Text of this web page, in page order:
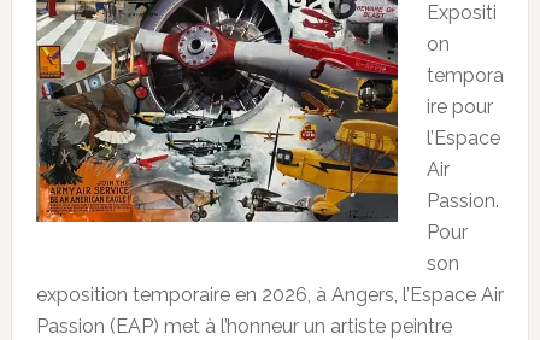
Expositi
on
tempora
ire pour
l’Espace
Air
Passion.
Pour
son
exposition temporaire en 2026, à Angers, l’Espace Air
Passion (EAP) met à l’honneur un artiste peintre